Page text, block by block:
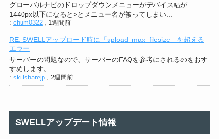
グローバルナビのドロップダウンメニューがデバイス幅が
1440px以下になると>とメニュー名が被ってしまい...
: chum0322, 1週間前
RE: SWELLアップロード時に「upload_max_filesize」を超える
エラー
サーバーの問題なので、サーバーのFAQを参考にされるのをおす
すめします。
: skillsharejp, 2週間前
SWELLアップデート情報